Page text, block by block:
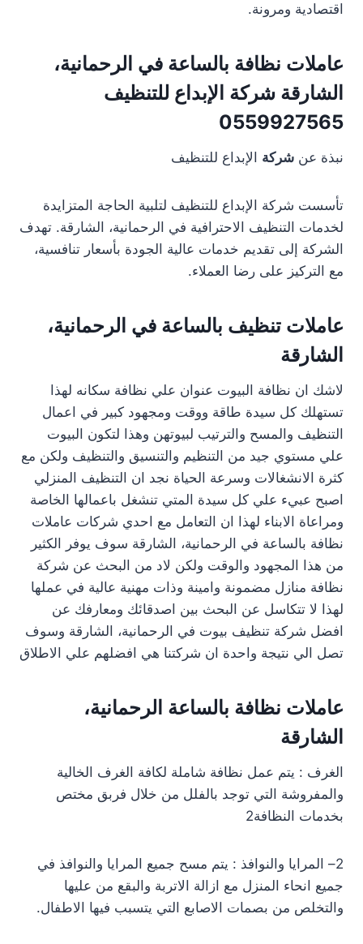
اقتصادية ومرونة.
عاملات نظافة بالساعة في الرحمانية،
الشارقة شركة الإبداع للتنظيف
0559927565
نبذة عن شركة الإبداع للتنظيف
تأسست شركة الإبداع للتنظيف لتلبية الحاجة المتزايدة
لخدمات التنظيف الاحترافية في الرحمانية، الشارقة. تهدف
الشركة إلى تقديم خدمات عالية الجودة بأسعار تنافسية،
مع التركيز على رضا العملاء.
عاملات تنظيف بالساعة في الرحمانية،
الشارقة
لاشك ان نظافة البيوت عنوان علي نظافة سكانه لهذا
تستهلك كل سيدة طاقة ووقت ومجهود كبير في اعمال
التنظيف والمسح والترتيب لبيوتهن وهذا لتكون البيوت
علي مستوي جيد من التنظيم والتنسيق والتنظيف ولكن مع
كثرة الانشغالات وسرعة الحياة نجد ان التنظيف المنزلي
اصبح عبيء علي كل سيدة المتي تنشغل باعمالها الخاصة
ومراعاة الابناء لهذا ان التعامل مع احدي شركات عاملات
نظافة بالساعة في الرحمانية، الشارقة سوف يوفر الكثير
من هذا المجهود والوقت ولكن لاد من البحث عن شركة
نظافة منازل مضمونة وامينة وذات مهنية عالية في عملها
لهذا لا تتكاسل عن البحث بين اصدقائك ومعارفك عن
افضل شركة تنظيف بيوت في الرحمانية، الشارقة وسوف
تصل الي نتيجة واحدة ان شركتنا هي افضلهم علي الاطلاق
عاملات نظافة بالساعة الرحمانية،
الشارقة
الغرف : يتم عمل نظافة شاملة لكافة الغرف الخالية
والمفروشة التي توجد بالفلل من خلال فربق مختص
بخدمات النظافة2
2– المرايا والنوافذ : يتم مسح جميع المرايا والنوافذ في
جميع انحاء المنزل مع ازالة الاتربة والبقع من عليها
والتخلص من بصمات الاصابع التي يتسبب فيها الاطفال.